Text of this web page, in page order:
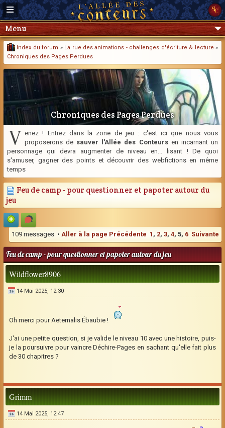
Menu
Index du forum » La rue des animations - challenges d'écriture & lecture »
Chroniques des Pages Perdues
Chroniques des Pages Perdues
V enez ! Entrez dans la zone de jeu : c'est ici que nous vous
proposerons de sauver l'Allée des Conteursen incarnant un
personnage qui devra augmenter de niveau en... lisant ! De quoi
s'amuser, gagner des points et découvrir des webfictions en même
temps
Feu de camp - pour questionner et papoter autour du
jeu
109 messages • Aller à la page Précédente 1 , 2, 3, 4, 5, 6 Suivante
Feu de camp - pour questionner et papoter autour du jeu
Wildflower8906
14 Mai 2025, 12:30
Oh merci pour Aeternalis Ébaubie !
J'ai une petite question, si je valide le niveau 10 avec une histoire, puis-
je la poursuivre pour vaincre Déchire-Pages en sachant qu'elle fait plus
de 30 chapitres ?
Grimm
14 Mai 2025, 12:47